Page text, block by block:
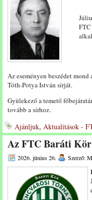
Az eseményen beszédet
Tóth-Potya István sírját.
Gyülekező a temető
tovább a sírhoz.
Ajánljuk, Aktualitások -
Az FTC Baráti
2026. június 26. Szerző: